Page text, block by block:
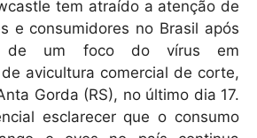
tem atraído a atenção de
e consumidores no Brasil após
de um foco do vírus em
avicultura comercial de corte,
Gorda (RS), no último dia 17.
esclarecer que o consumo